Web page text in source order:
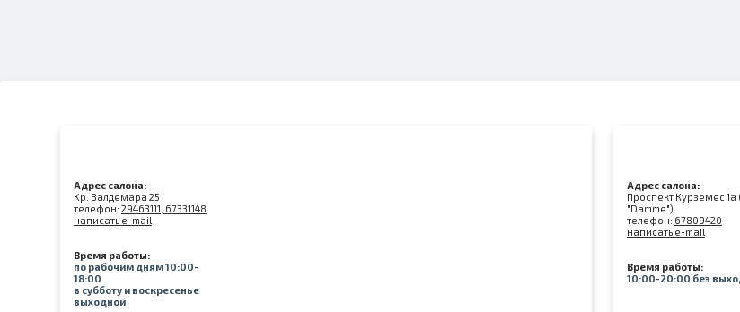
Адрес салона:
Kр. Валдемара 25
телефон: 29463111, 67331148
написать e-mail
Время работы:
по рабочим дням 10:00-
18:00
в субботу и воскресенье
выходной
Адрес салона:
Проспект Курземес 1а
"Damme")
телефон: 67809420
написать e-mail
Время работы:
10:00-20:00 без